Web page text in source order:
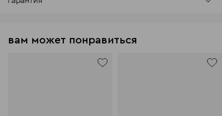
вам может понравиться